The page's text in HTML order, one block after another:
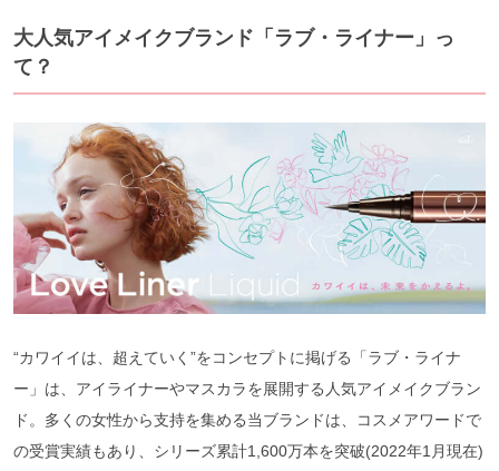
大人気アイメイクブランド「ラブ・ライナー」っ
て？
“カワイイは、超えていく”をコンセプトに掲げる「ラブ・ライナ
ー」は、アイライナーやマスカラを展開する人気アイメイクブラン
ド。多くの女性から支持を集める当ブランドは、コスメアワードで
の受賞実績もあり、シリーズ累計1,600万本を突破(2022年1月現在)